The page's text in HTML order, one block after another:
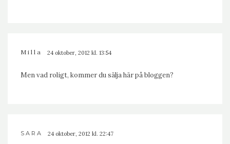
Milla 24 oktober, 2012 kl. 13:54
Men vad roligt, kommer du sälja här på bloggen?
SARA 24 oktober, 2012 kl. 22:47